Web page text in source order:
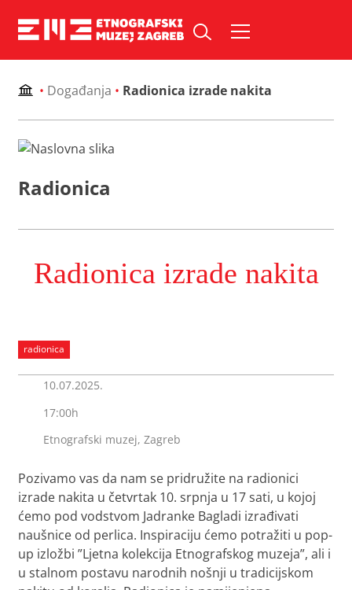
• Događanja • Radionica izrade nakita
Radionica
Radionica izrade nakita
radionica
10.07.2025.
17:00h
Etnografski muzej, Zagreb
Pozivamo vas da nam se pridružite na radionici
izrade nakita u četvrtak 10. srpnja u 17 sati, u kojoj
ćemo pod vodstvom Jadranke Bagladi izrađivati
naušnice od perlica. Inspiraciju ćemo potražiti u pop-
up izložbi ”Ljetna kolekcija Etnografskog muzeja”, ali i
u stalnom postavu narodnih nošnji u tradicijskom